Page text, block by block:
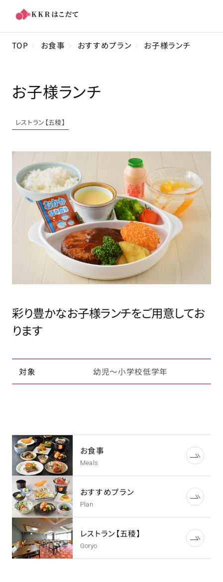
TOP お食事 おすすめプラン お子様ランチ
お子様ランチ
レストラン【五稜】
彩り豊かなお子様ランチをご用意してお
ります
対象 幼児～小学校低学年
お食事
Meals
おすすめプラン
Plan
レストラン【五稜】
Goryo